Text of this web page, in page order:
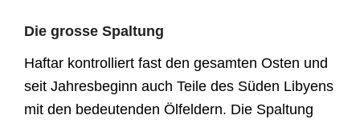
Die grosse Spaltung
Haftar kontrolliert fast den gesamten Osten und
seit Jahresbeginn auch Teile des Süden Libyens
mit den bedeutenden Ölfeldern. Die Spaltung